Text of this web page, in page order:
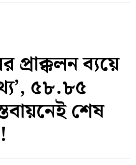
প্রাক্কলন ব্যয়ে
৫৮.৮৫
শেষ